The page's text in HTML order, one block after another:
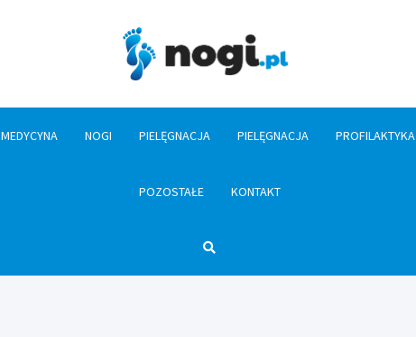
MEDYCYNA NOGI PIELĘGNACJA PIELĘGNACJA PROFILAKTYKA
POZOSTAŁE KONTAKT